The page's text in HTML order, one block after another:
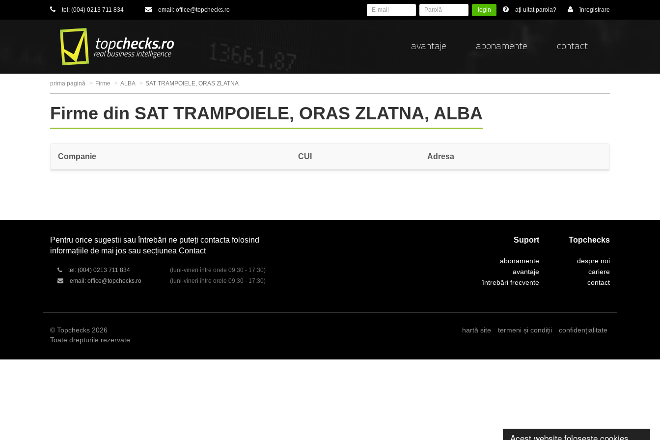
tel: (004) 0213 711 834 email: office@topchecks.ro login ați uitat parola? înregistrare
avantaje abonamente contact
prima pagină Firme ALBA SAT TRAMPOIELE, ORAS ZLATNA
Firme din SAT TRAMPOIELE, ORAS ZLATNA, ALBA
Companie CUI Adresa
Pentru orice sugestii sau întrebări ne puteți contacta folosind
informațiile de mai jos sau secțiunea Contact
tel: (004) 0213 711 834
(luni-vineri între orele 09:30 - 17:30)
email: office@topchecks.ro (luni-vineri între orele 09:30 - 17:30)
Topchecks
despre noi
cariere
contact
Suport
abonamente
avantaje
întrebări frecvente
© Topchecks 2026
Toate drepturile rezervate
hartă site termeni și condiții confidențialitate